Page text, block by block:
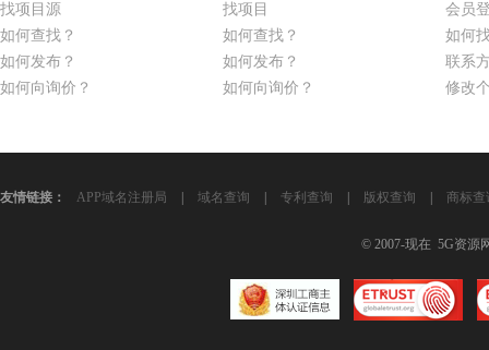
找项目源
如何查找？
如何发布？
如何向询价？
找项目
如何查找？
如何发布？
如何向询价？
会员
如何
联系
修改
友情链接： APP域名注册局 域名查询 专利查询 版权查询 商标查
© 2007-现在 5G资